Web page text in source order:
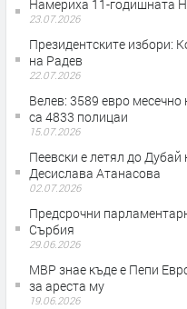
Намериха 11-годишната
23.07.2026
Президентските избори:
на Радев
22.07.2026
Велев: 3589 евро
са 4833 полицаи
15.07.2026
Пеевски е летял до Дубай
Десислава Атанасова
02.07.2026
Предсрочни
Сърбия
29.06.2026
МВР знае къде е Пепи
за ареста му
19.06.2026